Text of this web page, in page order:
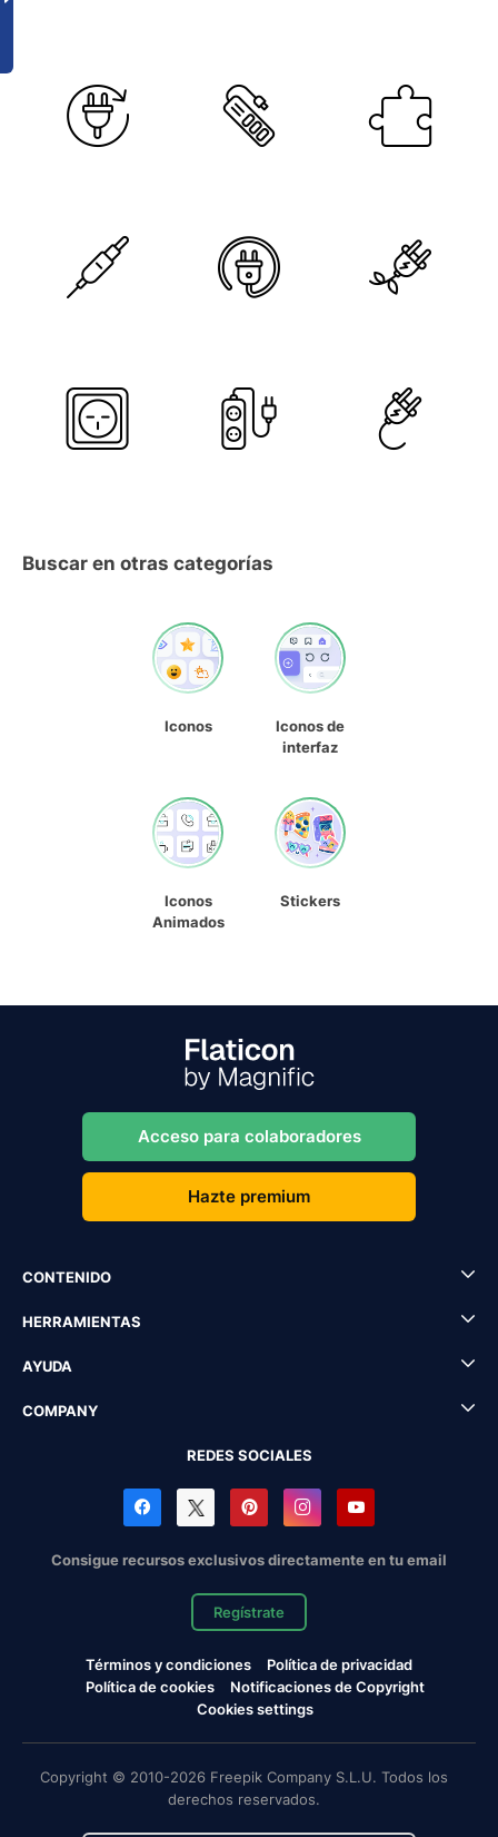
Buscar en otras categorías
Iconos
Iconos de
interfaz
Iconos
Animados
Stickers
Acceso para colaboradores
Hazte premium
CONTENIDO
HERRAMIENTAS
AYUDA
COMPANY
REDES SOCIALES
Consigue recursos exclusivos directamente en tu email
Regístrate
Términos y condiciones
Política de privacidad
Política de cookies
Notificaciones de Copyright
Cookies settings
Copyright © 2010-2026 Freepik Company S.L.U. Todos los
derechos reservados.